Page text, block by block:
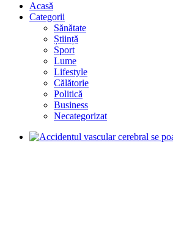
Acasă
Categorii
Sănătate
Știință
Sport
Lume
Lifestyle
Călătorie
Politică
Business
Necategorizat